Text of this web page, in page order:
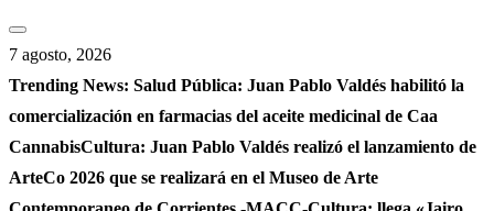
Saltar
al
contenido
7 agosto, 2026
Trending News: Salud Pública: Juan Pablo Valdés habilitó la
comercialización en farmacias del aceite medicinal de Caa
CannabisCultura: Juan Pablo Valdés realizó el lanzamiento de
ArteCo 2026 que se realizará en el Museo de Arte